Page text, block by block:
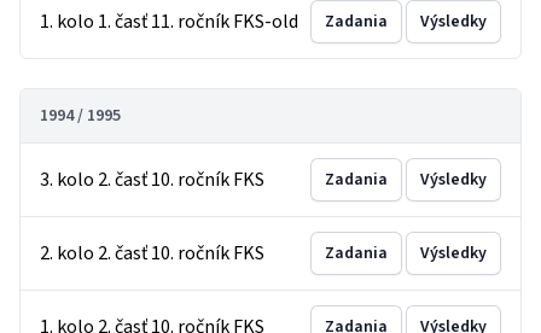
1. kolo 1. časť 11. ročník FKS-old Zadania Výsledky
1994 / 1995
3. kolo 2. časť 10. ročník FKS Zadania Výsledky
2. kolo 2. časť 10. ročník FKS Zadania Výsledky
1. kolo 2. časť 10. ročník FKS Zadania Výsledky